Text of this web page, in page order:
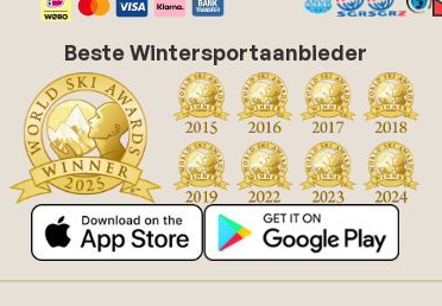
Beste Wintersportaanbieder